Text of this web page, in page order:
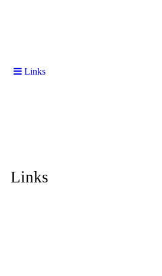
Links
Links